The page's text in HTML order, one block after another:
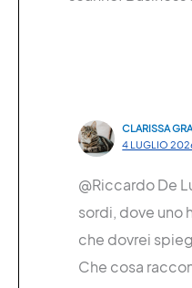
CLARISSA
4 LUGLIO
@Riccardo De
sordi, dove uno
che dovrei
Che cosa